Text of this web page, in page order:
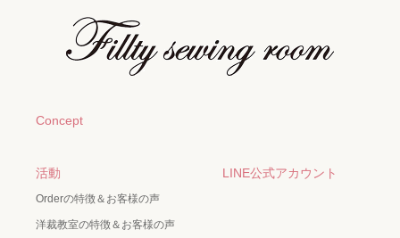
Concept
活動
Orderの特徴＆お客様の声
洋裁教室の特徴＆お客様の声
LINE公式アカウント